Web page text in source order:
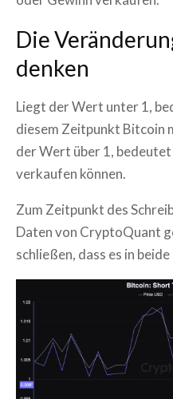
Die
denken
Liegt der Wert unter 1,
diesem Zeitpunkt Bitcoin
der Wert über 1,
verkaufen können.
Zum Zeitpunkt des
Daten von CryptoQuant
schließen, dass es in